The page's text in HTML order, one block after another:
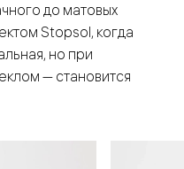
до матовых
Stopsol, когда
но при
— становится